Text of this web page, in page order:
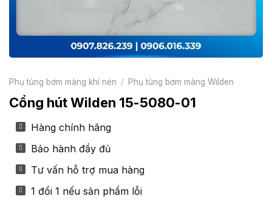
Phụ tùng bơm màng khí nén / Phụ tùng bơm màng Wilden
Cổng hút Wilden 15-5080-01
Hàng chính hãng
Bảo hành đầy đủ
Tư vấn hỗ trợ mua hàng
1 đổi 1 nếu sản phẩm lỗi